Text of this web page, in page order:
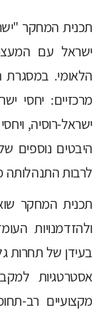
תכנית המחקר
ישראל עם
הלאומי.
מרכזיים: יחסי
ישראל-רוסיה,
היבטים נוספים
לרבות התנהלותה
תכנית המחקר
ולהזדמנויות
בעידן של תחרות
אסטרטגיות
מקצועיים רב-